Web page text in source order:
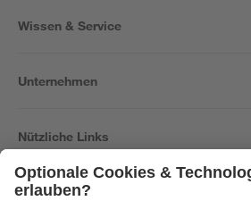
Wissen & Service
Unternehmen
Nützliche Links